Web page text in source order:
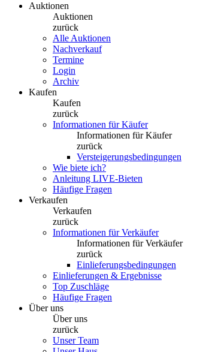
Auktionen
Auktionen
zurück
Alle Auktionen
Nachverkauf
Termine
Login
Archiv
Kaufen
Kaufen
zurück
Informationen für Käufer
Informationen für Käufer
zurück
Versteigerungsbedingungen
Wie biete ich?
Anleitung LIVE-Bieten
Häufige Fragen
Verkaufen
Verkaufen
zurück
Informationen für Verkäufer
Informationen für Verkäufer
zurück
Einlieferungsbedingungen
Einlieferungen & Ergebnisse
Top Zuschläge
Häufige Fragen
Über uns
Über uns
zurück
Unser Team